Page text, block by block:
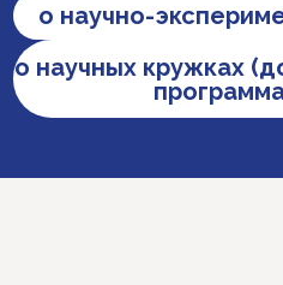
о научно-
о научных кружках